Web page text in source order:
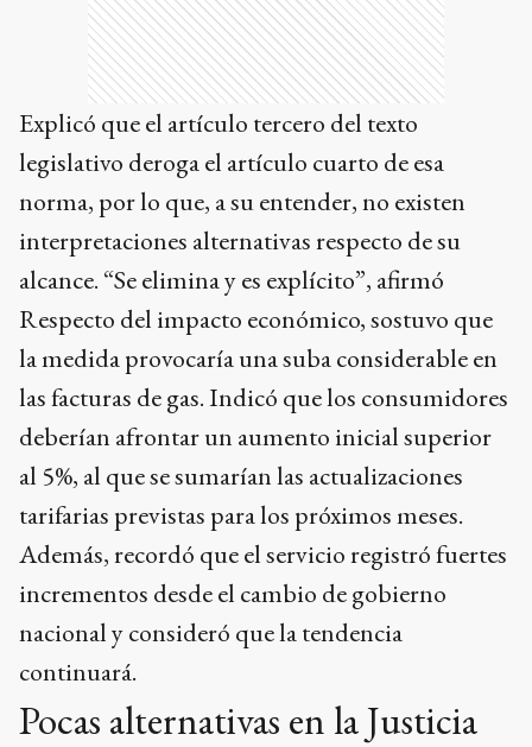
Explicó que el artículo tercero del texto
legislativo deroga el artículo cuarto de esa
norma, por lo que, a su entender, no existen
interpretaciones alternativas respecto de su
alcance. “Se elimina y es explícito”, afirmó
Respecto del impacto económico, sostuvo que
la medida provocaría una suba considerable en
las facturas de gas. Indicó que los consumidores
deberían afrontar un aumento inicial superior
al 5%, al que se sumarían las actualizaciones
tarifarias previstas para los próximos meses.
Además, recordó que el servicio registró fuertes
incrementos desde el cambio de gobierno
nacional y consideró que la tendencia
continuará.
Pocas alternativas en la Justicia